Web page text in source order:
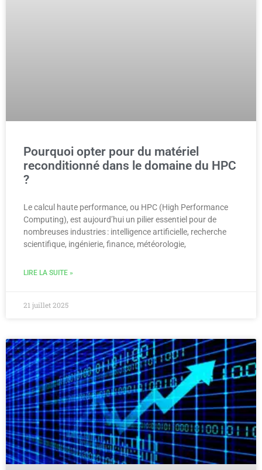
Pourquoi opter pour du matériel
reconditionné dans le domaine du HPC
?
Le calcul haute performance, ou HPC (High Performance
Computing), est aujourd’hui un pilier essentiel pour de
nombreuses industries : intelligence artificielle, recherche
scientifique, ingénierie, finance, météorologie,
LIRE LA SUITE »
21 juillet 2025